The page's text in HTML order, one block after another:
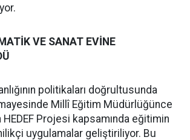
VE SANAT EVİNE
politikaları doğrultusunda
Millî Eğitim Müdürlüğünce
Projesi kapsamında eğitimin
uygulamalar geliştiriliyor. Bu